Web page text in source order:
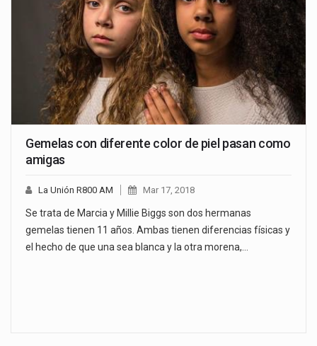
Gemelas con diferente color de piel pasan como
amigas
La Unión R800 AM Mar 17, 2018
Se trata de Marcia y Millie Biggs son dos hermanas
gemelas tienen 11 años. Ambas tienen diferencias físicas y
el hecho de que una sea blanca y la otra morena,…